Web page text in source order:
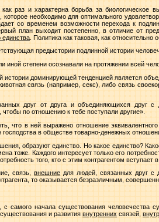
раз и характерна борьба за биологическое
необходимо для оптимального
со временем возможности перехода к
план выходит постепенно, в отличие от
единства . Политика как таковая, как
предыстории подлинной истории
степени осознавали на протяжении всей
доминирующей тенденцией является
связь (например, секс), либо связь
друг от друга и объединяющихся друг с
по отношению к тебе поступали другие».
что в ней выражено отношение
в обществе товарно-денежных
образуют единство. Но какое единство?
тоже. Каждого интересует только его
того, кто с этим контрагентом вступает
связь,внешние для людей, связанных друг с
то оказывается безразличным,
самого начала существования человечества
и развития внутренних связей,